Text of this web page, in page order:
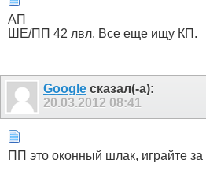
АП
ШЕ/ПП 42 лвл. Все еще ищу КП.
Google сказал(-а):
20.03.2012 08:41
ПП это оконный шлак, играйте